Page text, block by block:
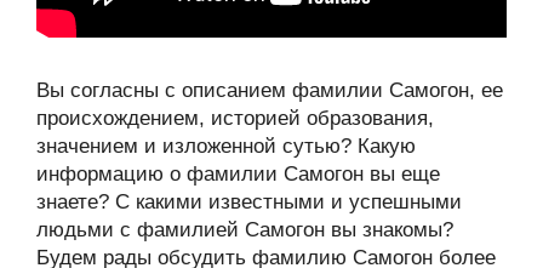
Вы согласны с описанием фамилии Самогон, ее
происхождением, историей образования,
значением и изложенной сутью? Какую
информацию о фамилии Самогон вы еще
знаете? С какими известными и успешными
людьми с фамилией Самогон вы знакомы?
Будем рады обсудить фамилию Самогон более